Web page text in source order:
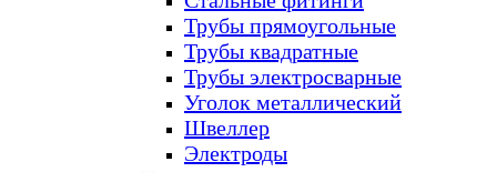
Трубы прямоугольные
Трубы квадратные
Трубы электросварные
Уголок металлический
Швеллер
Электроды